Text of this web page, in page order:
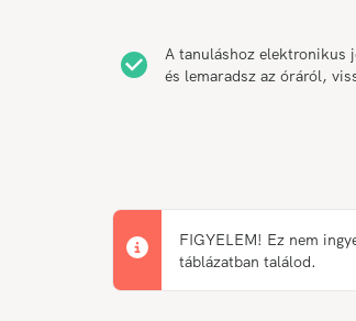
A tanuláshoz elektronikus
és lemaradsz az óráról,
FIGYELEM! Ez nem
táblázatban találod.